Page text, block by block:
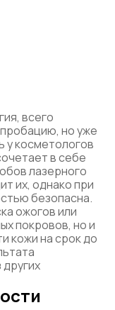
всего
но уже
у косметологов
в себе
лазерного
их, однако при
безопасна.
ожогов или
покровов, но и
кожи на срок до